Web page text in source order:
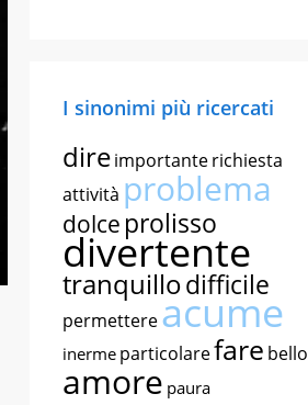
I sinonimi più ricercati
direimportanterichiesta
attività problema
dolce prolisso
divertente
tranquillodifficile
permettereacume
inerme particolarefare bello
amore paura